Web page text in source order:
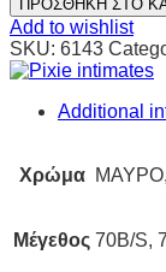
ΠΡΟΣΘΗΚΗ ΣΤΟ
Add to wishlist
SKU: 6143
Additional
Χρώμα
Μέγεθος 70B/S,